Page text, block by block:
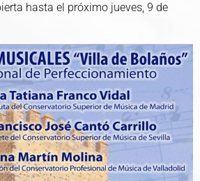
hasta el próximo jueves, 9 de